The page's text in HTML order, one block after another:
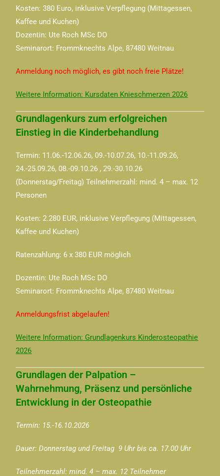
Kosten: 380 Euro, inklusive Verpflegung (Mittagessen,
Kaffee und Kuchen)
Dozentin: Ute Roch MSc DO
Seminarort: Frommknechts Alpe, 87480 Weitnau
Anmeldung noch möglich, es gibt noch freie Plätze!
Weitere Information: Kursdaten Knieschmerzen 2026
Grundlagenkurs zum erfolgreichen
Einstieg in die Kinderbehandlung
Termin: 11.06.-12.06.26, 09.-10.07.26, 10.-11.09.26,
24.-25.09.26, 08.-09.10.26 , 29.-30.10.26
(Donnerstag/Freitag) Teilnehmerzahl: mind. 4 – max. 12
Personen
Kosten: 2.280 EUR, inklusive Verpflegung (Mittagessen,
Kaffee und Kuchen)
Ratenzahlung: 6 x 380 EUR möglich
Dozentin: Ute Roch MSc DO
Seminarort: Frommknechts Alpe, 87480 Weitnau
Anmeldungsfrist abgelaufen!
Weitere Information: Grundlagenkurs Kinderosteopathie
2026
Grundlagen der Palpation –
Wahrnehmung, Präsenz und persönliche
Entwicklung in der Osteopathie
Termin: 15.-16.10.2026
Dauer: Donnerstag und Freitag 9 Uhr bis ca. 17.00 Uhr
Teilnehmerzahl: mind. 4 – max. 12 Teilnehmer